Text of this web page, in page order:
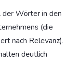
Wörter in den
(die
nach Relevanz).
deutlich